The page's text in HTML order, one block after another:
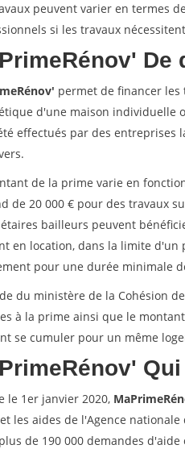
peuvent varier en termes
si les travaux
De
permet de financer
d'une maison individuelle
effectués par des entreprises
de la prime varie en
de 20 000 € pour des travaux
bailleurs peuvent
en location, dans la limite d'un
pour une durée minimale
du ministère de la Cohésion
à la prime ainsi que le
se cumuler pour un même
le 1er janvier 2020,
et les aides de l'Agence
de 190 000 demandes